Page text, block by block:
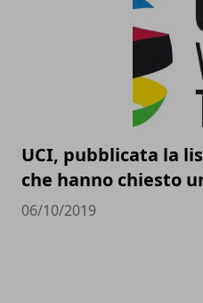
UCI, pubblicata la
che hanno chiesto
06/10/2019